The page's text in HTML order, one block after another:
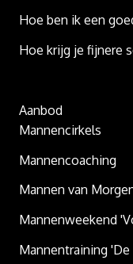
Hoe ben ik een
Hoe krijg je fijnere
Aanbod
Mannencirkels
Mannencoaching
Mannen van
Mannenweekend
Mannentraining 'De